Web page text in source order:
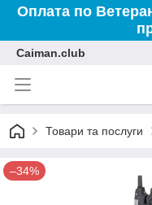
Оплата по
Caiman.club
Товари та послуги
–34%